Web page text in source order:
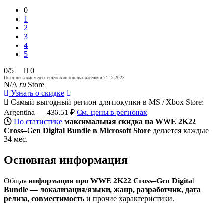
0
1
2
3
4
5
0/5
0
Посл. цена в момент отслеживания пользователями 21.12.2023
N/A ru Store
Узнать о скидке
Самый выгодный регион для покупки в MS / Xbox Store:
Argentina — 436.51 ₽ См. цены в регионах
По статистике максимальная скидка на WWE 2K22
Cross–Gen Digital Bundle в Microsoft Store делается каждые
34 мес.
Основная информация
Общая информация про WWE 2K22 Cross–Gen Digital
Bundle — локализация/языки, жанр, разработчик, дата
релиза, совместимость и прочие характеристики.